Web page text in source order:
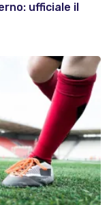
ufficiale il